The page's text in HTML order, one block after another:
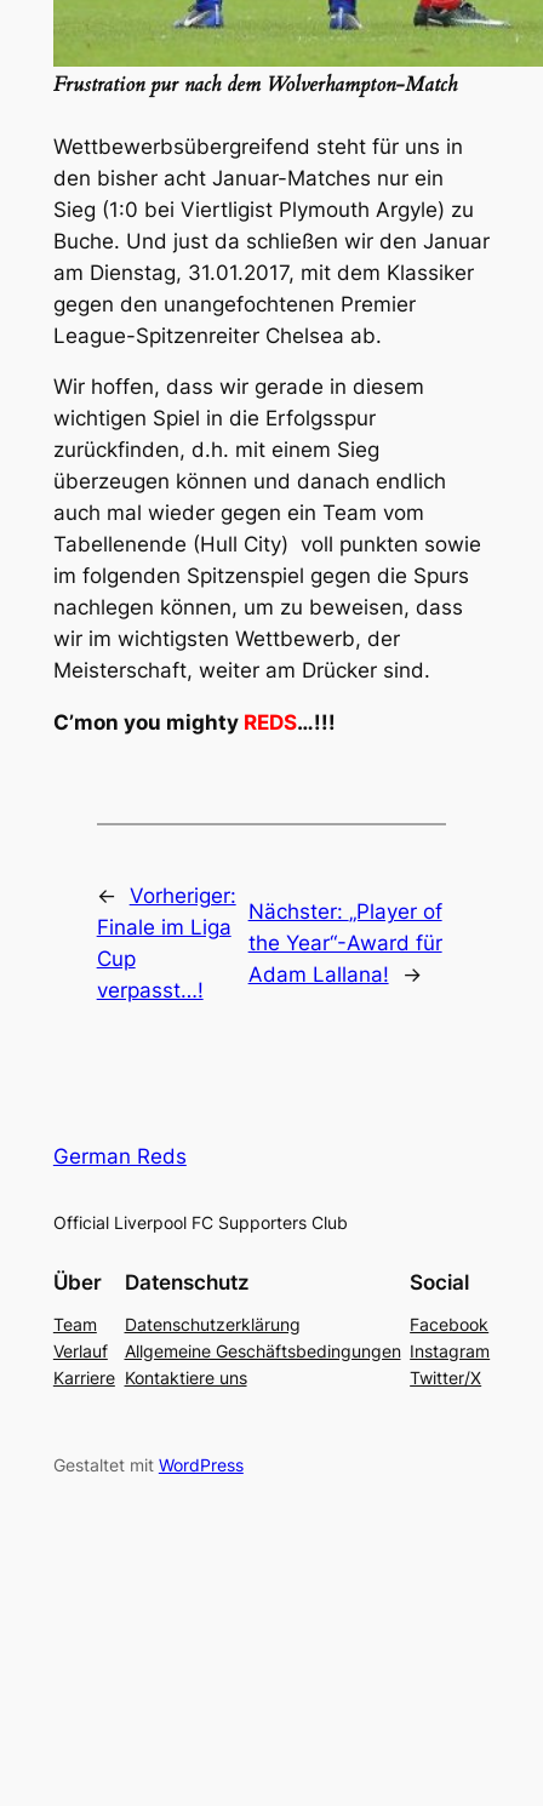
Frustration pur nach dem Wolverhampton-Match
Wettbewerbsübergreifend steht für uns in
den bisher acht Januar-Matches nur ein
Sieg (1:0 bei Viertligist Plymouth Argyle) zu
Buche. Und just da schließen wir den Januar
am Dienstag, 31.01.2017, mit dem Klassiker
gegen den unangefochtenen Premier
League-Spitzenreiter Chelsea ab.
Wir hoffen, dass wir gerade in diesem
wichtigen Spiel in die Erfolgsspur
zurückfinden, d.h. mit einem Sieg
überzeugen können und danach endlich
auch mal wieder gegen ein Team vom
Tabellenende (Hull City) voll punkten sowie
im folgenden Spitzenspiel gegen die Spurs
nachlegen können, um zu beweisen, dass
wir im wichtigsten Wettbewerb, der
Meisterschaft, weiter am Drücker sind.
C’mon you mighty REDS…!!!
← Vorheriger:
Finale im Liga
Cup
verpasst…!
Nächster: „Player of
the Year“-Award für
Adam Lallana!
→
German Reds
Official Liverpool FC Supporters Club
Über
Team
Verlauf
Karriere
Datenschutz
Datenschutzerklärung
Allgemeine Geschäftsbedingungen
Kontaktiere uns
Social
Facebook
Instagram
Twitter/X
Gestaltet mit WordPress